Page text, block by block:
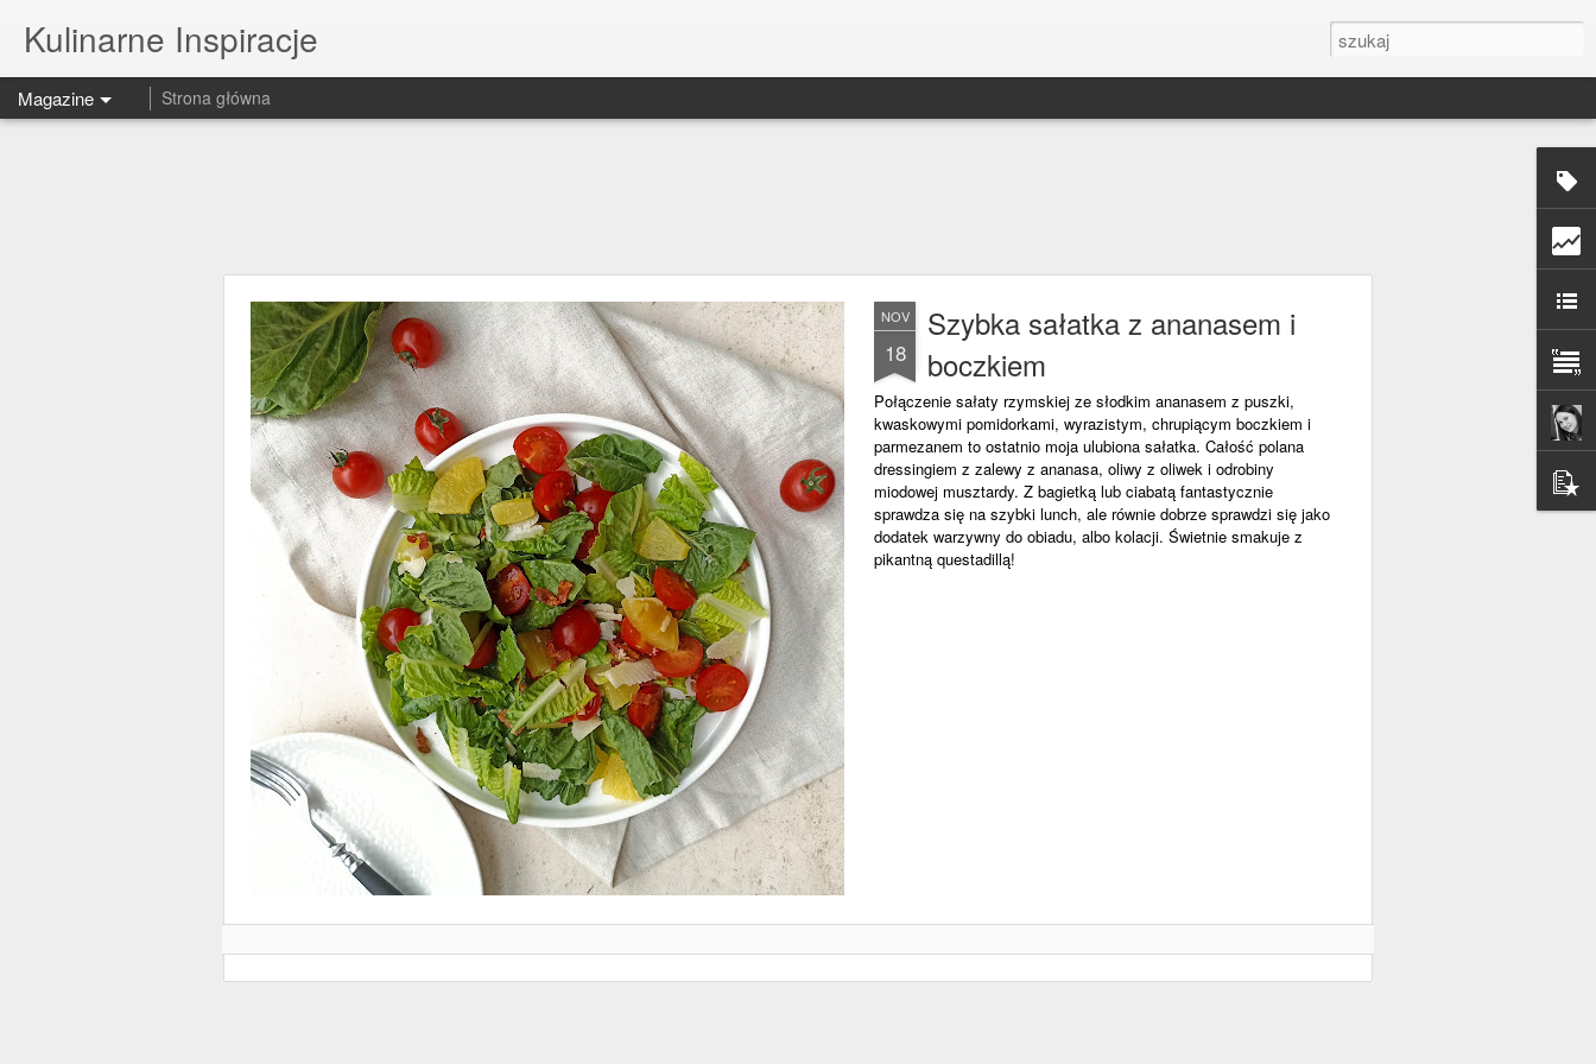
Kulinarne Inspiracje
Magazine Strona główna
NOV
18
Szybka sałatka z ananasem i
boczkiem
Połączenie sałaty rzymskiej ze słodkim ananasem z puszki,
kwaskowymi pomidorkami, wyrazistym, chrupiącym boczkiem i
parmezanem to ostatnio moja ulubiona sałatka. Całość polana
dressingiem z zalewy z ananasa, oliwy z oliwek i odrobiny
miodowej musztardy. Z bagietką lub ciabatą fantastycznie
sprawdza się na szybki lunch, ale równie dobrze sprawdzi się jako
dodatek warzywny do obiadu, albo kolacji. Świetnie smakuje z
pikantną questadillą!